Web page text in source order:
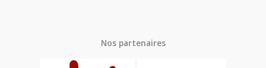
Nos partenaires